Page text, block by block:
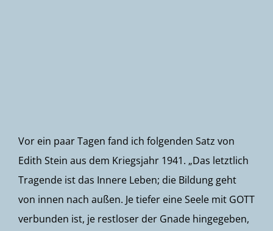
Vor ein paar Tagen fand ich folgenden Satz von
Edith Stein aus dem Kriegsjahr 1941. „Das letztlich
Tragende ist das Innere Leben; die Bildung geht
von innen nach außen. Je tiefer eine Seele mit GOTT
verbunden ist, je restloser der Gnade hingegeben,